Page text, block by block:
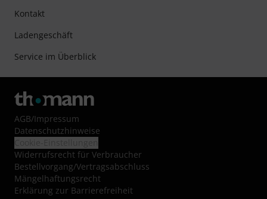
Kontakt
Ladengeschäft
Service im Überblick
AGB/Impressum
Datenschutzhinweise
Widerrufsrecht für Verbraucher
Bestellvorgang/Vertragsabschluss
Mängelhaftungsrecht
Erklärung zur Barrierefreiheit